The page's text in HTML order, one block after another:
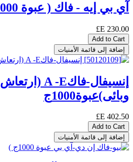
آي بي إيه - فاك ( عبوة 1000ج )
230.00
Add to Cart
إضافة إلى قائمة الأمنيات
إنسيفال-فاكA -E (ارتعاش
وبائى)عبوة1000ج
402.50
Add to Cart
إضافة إلى قائمة الأمنيات